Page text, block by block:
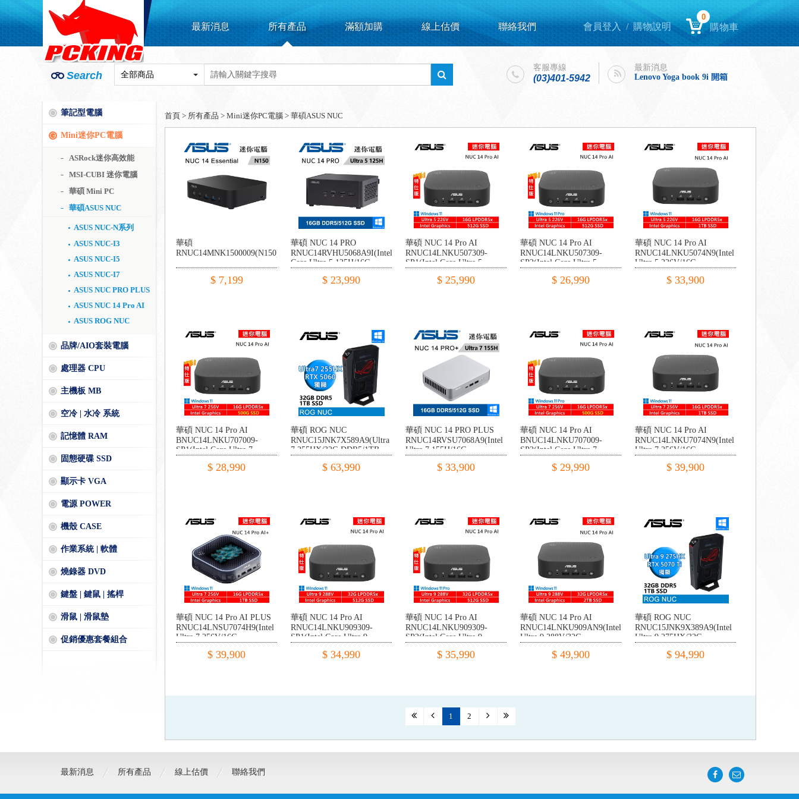
最新消息 所有產品 滿額加購 線上估價 聯絡我們 會員登入 /購物說明
0
購物車
Search
客服專線
(03)401-5942
最新消息
Lenovo Yoga book 9i 開箱
Lenovo Yoga book 9i 開箱
筆記型電腦
Mini迷你PC電腦
ASRock迷你高效能
MSI-CUBI 迷你電腦
華碩 Mini PC
華碩ASUS NUC
ASUS NUC-N系列
ASUS NUC-I3
ASUS NUC-I5
ASUS NUC-I7
ASUS NUC PRO PLUS
ASUS NUC 14 Pro AI
ASUS ROG NUC
品牌/AIO套裝電腦
處理器 CPU
主機板 MB
空冷 | 水冷 系統
記憶體 RAM
固態硬碟 SSD
顯示卡 VGA
電源 POWER
機殼 CASE
作業系統 | 軟體
燒錄器 DVD
鍵盤 | 鍵鼠 | 搖桿
滑鼠 | 滑鼠墊
促銷優惠套餐組合
首頁 > 所有產品 > Mini迷你PC電腦 > 華碩ASUS NUC
華碩
RNUC14MNK1500009(N150)
$ 7,199
華碩 NUC 14 PRO
RNUC14RVHU5068A9I(Intel
Core Ultra 5 125H/16G
$ 23,990
華碩 NUC 14 Pro AI
RNUC14LNKU507309-
SP1(Intel Core Ultra 5
PCIE/W11)$ 25,990
華碩 NUC 14 Pro AI
RNUC14LNKU507309-
SP2(Intel Core Ultra 5
PCIE/W11P)$ 26,990
華碩 NUC 14 Pro AI
RNUC14LNKU5074N9(Intel
Ultra 5 226V/16G
$ 33,900
華碩 NUC 14 Pro AI
BNUC14LNKU707009-
SP1(Intel Core Ultra 7
PCIE/W11)$ 28,990
華碩 ROG NUC
RNUC15JNK7X589A9(Ultra
7 255HX/32G DDR5/1TB
$ 63,990
華碩 NUC 14 PRO PLUS
RNUC14RVSU7068A9(Intel
Ultra 7 155H/16G
$ 33,900
華碩 NUC 14 Pro AI
BNUC14LNKU707009-
SP2(Intel Core Ultra 7
PCIE/W11P)$ 29,990
華碩 NUC 14 Pro AI
RNUC14LNKU7074N9(Intel
Ultra 7 256V/16G
$ 39,900
華碩 NUC 14 Pro AI PLUS
RNUC14LNSU7074H9(Intel
Ultra 7 256V/16G
$ 39,900
華碩 NUC 14 Pro AI
RNUC14LNKU909309-
SP1(Intel Core Ultra 9
PCIE/W11)$ 34,990
華碩 NUC 14 Pro AI
RNUC14LNKU909309-
SP2(Intel Core Ultra 9
PCIE/W11P)$ 35,990
華碩 NUC 14 Pro AI
RNUC14LNKU909AN9(Intel
Ultra 9 288V/32G
$ 49,900
華碩 ROG NUC
RNUC15JNK9X389A9(Intel
Ultra 9 275HX/32G
PCIE/RTX5070Ti/W11)
$ 94,990
1 2
最新消息 所有產品 線上估價 聯絡我們